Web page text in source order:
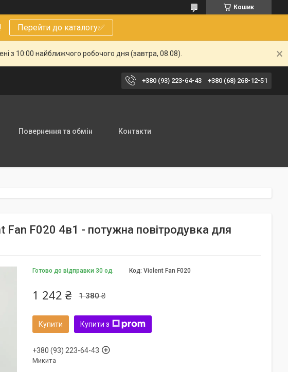
Кошик
Перейти до каталогу✅
з 10:00 найближчого робочого дня (завтра, 08.08).
+380 (93) 223-64-43 +380 (68) 268-12-51
Повернення та обмін Контакти
F020 4в1 - потужна повітродувка для
Готово до відправки 30 од. Код: Violent Fan F020
1 380 ₴
1 242 ₴
Купити Купити з
+380 (93) 223-64-43
Микита